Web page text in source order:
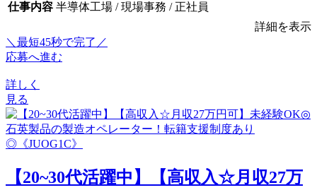
仕事内容 半導体工場 / 現場事務 / 正社員
詳細を表示
＼最短45秒で完了／
応募へ進む
詳しく
見る
【20~30代活躍中】【高収入☆月収27万